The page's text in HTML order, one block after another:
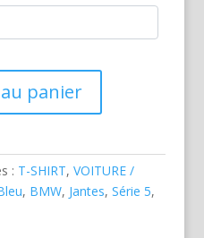
panier
: T-SHIRT, VOITURE /
, BMW, Jantes, Série 5,